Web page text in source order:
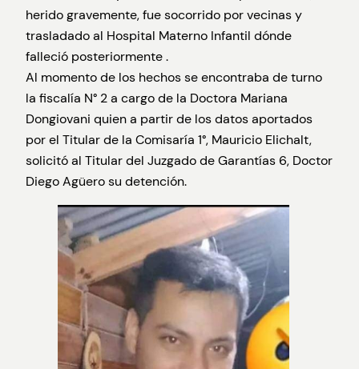
herido gravemente, fue socorrido por vecinas y
trasladado al Hospital Materno Infantil dónde
falleció posteriormente .
Al momento de los hechos se encontraba de turno
la fiscalía N° 2 a cargo de la Doctora Mariana
Dongiovani quien a partir de los datos aportados
por el Titular de la Comisaría 1°, Mauricio Elichalt,
solicitó al Titular del Juzgado de Garantías 6, Doctor
Diego Agüero su detención.